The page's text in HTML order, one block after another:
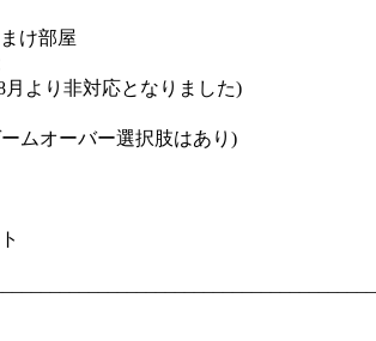
け部屋
月より非対応となりました)
ムオーバー選択肢はあり)